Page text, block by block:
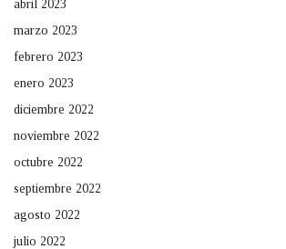
abril 2023
marzo 2023
febrero 2023
enero 2023
diciembre 2022
noviembre 2022
octubre 2022
septiembre 2022
agosto 2022
julio 2022